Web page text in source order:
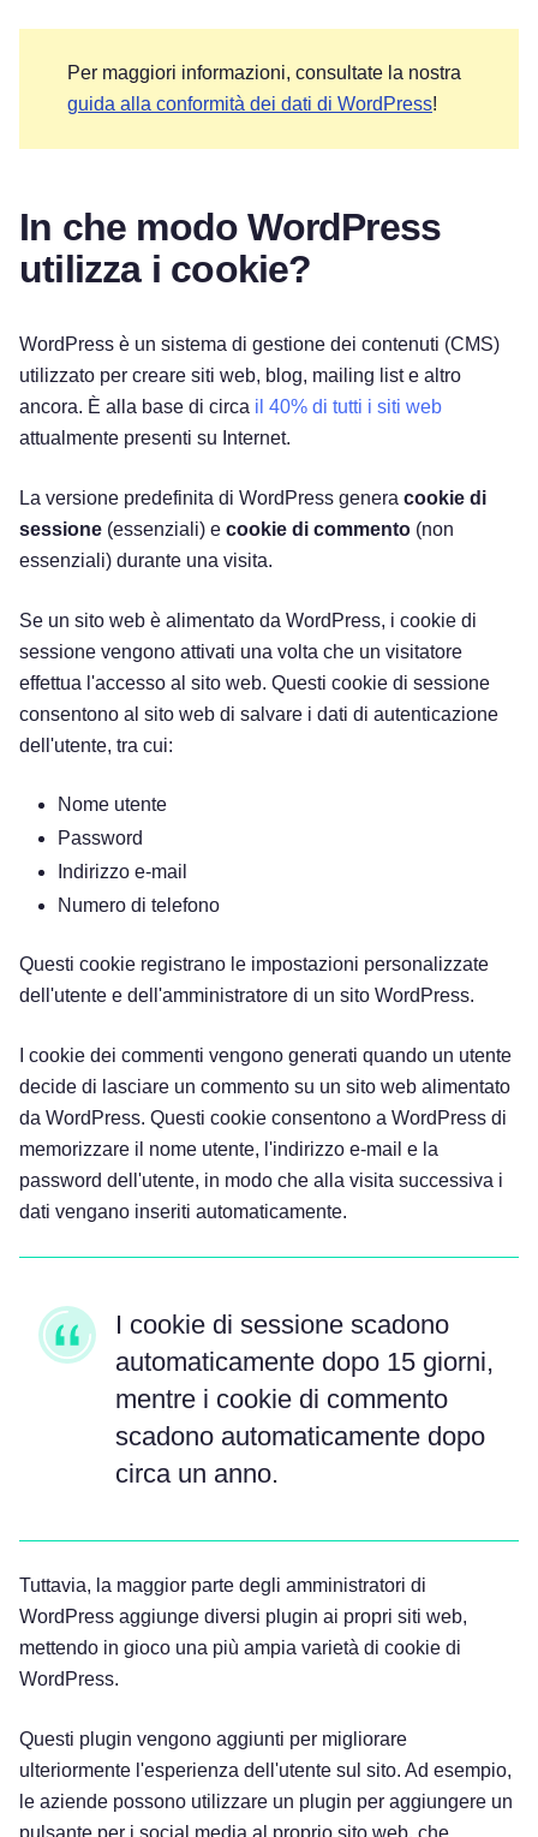
Per maggiori informazioni, consultate la nostra
guida alla conformità dei dati di WordPress!
In che modo WordPress
utilizza i cookie?
WordPress è un sistema di gestione dei contenuti (CMS)
utilizzato per creare siti web, blog, mailing list e altro
ancora. È alla base di circa il 40% di tutti i siti web
attualmente presenti su Internet.
La versione predefinita di WordPress genera cookie di
sessione (essenziali) e cookie di commento (non
essenziali) durante una visita.
Se un sito web è alimentato da WordPress, i cookie di
sessione vengono attivati una volta che un visitatore
effettua l'accesso al sito web. Questi cookie di sessione
consentono al sito web di salvare i dati di autenticazione
dell'utente, tra cui:
Nome utente
Password
Indirizzo e-mail
Numero di telefono
Questi cookie registrano le impostazioni personalizzate
dell'utente e dell'amministratore di un sito WordPress.
I cookie dei commenti vengono generati quando un utente
decide di lasciare un commento su un sito web alimentato
da WordPress. Questi cookie consentono a WordPress di
memorizzare il nome utente, l'indirizzo e-mail e la
password dell'utente, in modo che alla visita successiva i
dati vengano inseriti automaticamente.
I cookie di sessione scadono
automaticamente dopo 15 giorni,
mentre i cookie di commento
scadono automaticamente dopo
circa un anno.
Tuttavia, la maggior parte degli amministratori di
WordPress aggiunge diversi plugin ai propri siti web,
mettendo in gioco una più ampia varietà di cookie di
WordPress.
Questi plugin vengono aggiunti per migliorare
ulteriormente l'esperienza dell'utente sul sito. Ad esempio,
le aziende possono utilizzare un plugin per aggiungere un
pulsante per i social media al proprio sito web, che